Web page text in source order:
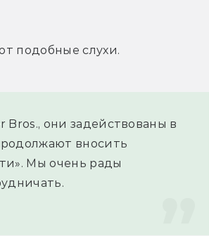
подобные слухи.
они задействованы в
вносить
Мы очень рады